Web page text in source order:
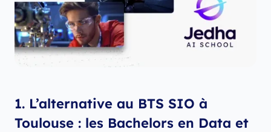
1. L’alternative au BTS SIO à
Toulouse : les Bachelors en Data et